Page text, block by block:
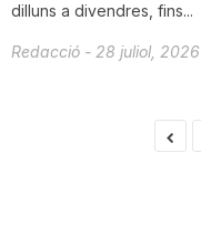
dilluns a divendres, fins...
Redacció - 28 juliol, 2026